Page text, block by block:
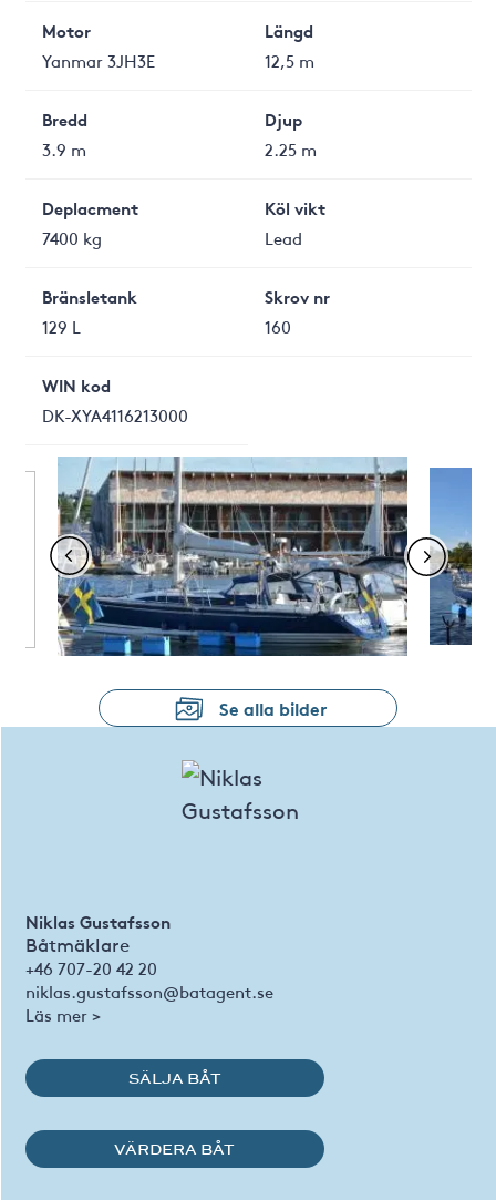
Motor
Yanmar 3JH3E
Längd
12,5 m
Bredd
3.9 m
Djup
2.25 m
Deplacment
7400 kg
Köl vikt
Lead
Bränsletank
129 L
Skrov nr
160
WIN kod
DK-XYA4116213000
Se alla bilder
Niklas Gustafsson
Båtmäklare
+46 707-20 42 20
niklas.gustafsson@batagent.se
Läs mer >
SÄLJA BÅT
VÄRDERA BÅT